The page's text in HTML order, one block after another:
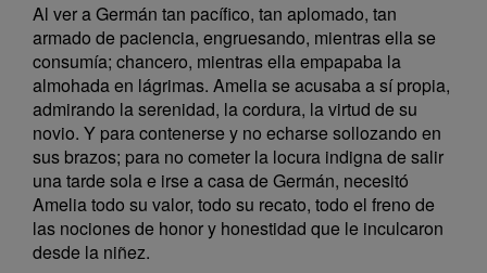
Al ver a Germán tan pacífico, tan aplomado, tan
armado de paciencia, engruesando, mientras ella se
consumía; chancero, mientras ella empapaba la
almohada en lágrimas. Amelia se acusaba a sí propia,
admirando la serenidad, la cordura, la virtud de su
novio. Y para contenerse y no echarse sollozando en
sus brazos; para no cometer la locura indigna de salir
una tarde sola e irse a casa de Germán, necesitó
Amelia todo su valor, todo su recato, todo el freno de
las nociones de honor y honestidad que le inculcaron
desde la niñez.